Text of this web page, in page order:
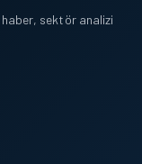
haber, sektör analizi